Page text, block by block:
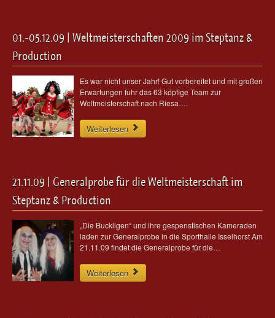
01.-05.12.09 | Weltmeisterschaften 2009 im Steptanz &
Production
Es war nicht unser Jahr! Gut vorbereitet und mit großen
Erwartungen fuhr das 63 köpfige Team zur
Weltmeisterschaft nach Riesa….
Weiterlesen
21.11.09 | Generalprobe für die Weltmeisterschaft im
Steptanz & Production
„Die Buckligen“ und ihre gespenstischen Kameraden
laden zur Generalprobe in die Sporthalle Isselhorst Am
21.11.09 findet die Generalprobe für die…
Weiterlesen